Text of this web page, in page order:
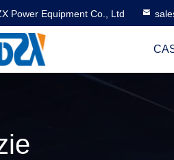
Power Equipment Co., Ltd